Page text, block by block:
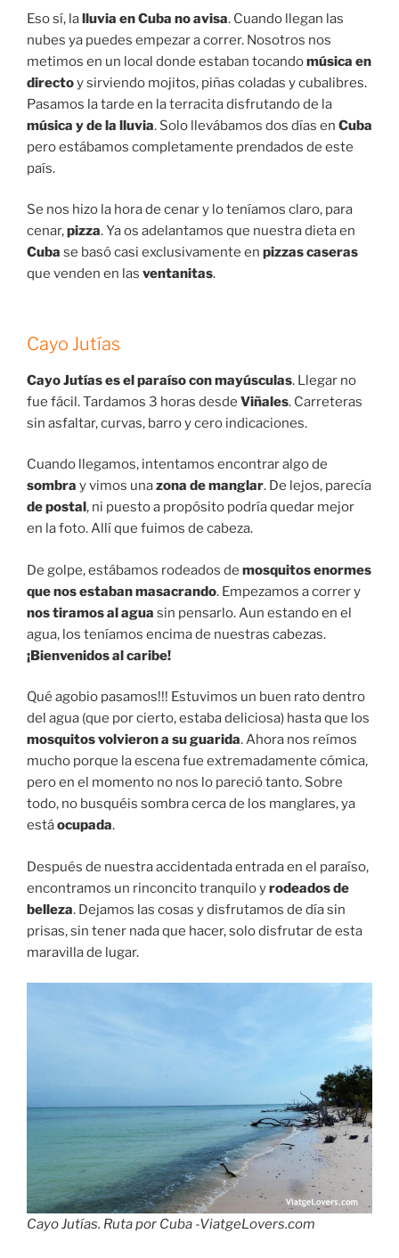
Eso sí, lalluvia en Cuba no avisa. Cuando llegan las
nubes ya puedes empezar a correr. Nosotros nos
metimos en un local donde estaban tocandomúsica en
directoy sirviendo mojitos, piñas coladas y cubalibres.
Pasamos la tarde en la terracita disfrutando de la
música y de la lluvia. Solo llevábamos dos días en Cuba
pero estábamos completamente prendados de este
país.
Se nos hizo la hora de cenar y lo teníamos claro, para
cenar,pizza. Ya os adelantamos que nuestra dieta en
Cuba se basó casi exclusivamente en pizzas caseras
que venden en las ventanitas.
Cayo Jutías
Cayo Jutías es el paraíso con mayúsculas. Llegar no
fue fácil. Tardamos 3 horas desde Viñales. Carreteras
sin asfaltar, curvas, barro y cero indicaciones.
Cuando llegamos, intentamos encontrar algo de
sombra y vimos unazona de manglar. De lejos, parecía
de postal, ni puesto a propósito podría quedar mejor
en la foto. Allí que fuimos de cabeza.
De golpe, estábamos rodeados de mosquitos enormes
que nos estaban masacrando. Empezamos a correr y
nos tiramos al agua sin pensarlo. Aun estando en el
agua, los teníamos encima de nuestras cabezas.
¡Bienvenidos al caribe!
Qué agobio pasamos!!! Estuvimos un buen rato dentro
del agua (que por cierto, estaba deliciosa) hasta que los
mosquitos volvieron a su guarida. Ahora nos reímos
mucho porque la escena fue extremadamente cómica,
pero en el momento no nos lo pareció tanto. Sobre
todo, no busquéis sombra cerca de los manglares, ya
estáocupada.
Después de nuestra accidentada entrada en el paraíso,
encontramos un rinconcito tranquilo yrodeados de
belleza. Dejamos las cosas y disfrutamos de día sin
prisas, sin tener nada que hacer, solo disfrutar de esta
maravilla de lugar.
Cayo Jutías. Ruta por Cuba -ViatgeLovers.com